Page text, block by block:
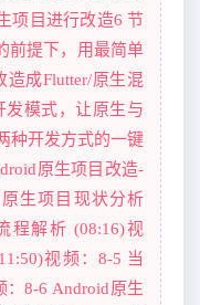
项目进行改造6 节
前提下，用最简单
成Flutter/原生混
发模式，让原生与
种开发方式的一键
原生项目改造-
生项目现状分析
程解析 (08:16)视
视频：8-5 当
：8-6 Android原生